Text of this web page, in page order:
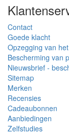
Contact
Goede klacht
Opzegging van
Bescherming van
Nieuwsbrief -
Sitemap
Merken
Recensies
Cadeaubonnen
Aanbiedingen
Zelfstudies